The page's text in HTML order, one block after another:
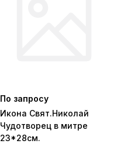
По запросу
Икона Свят.Николай
Чудотворец в митре
23*28см.